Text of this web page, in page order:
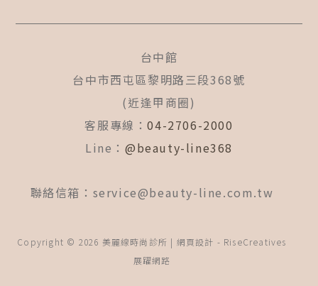
台中館
台中市西屯區黎明路三段368號
(近逢甲商圈)
客服專線：04-2706-2000
Line： @beauty-line368
聯絡信箱： service@beauty-line.com.tw
Copyright © 2026 美麗線時尚診所 | 網頁設計 - RiseCreatives
展躍網路